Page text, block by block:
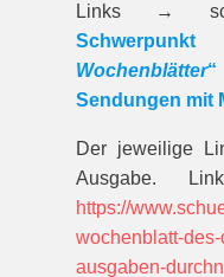
Links →
Wochenblätter
Sendungen mit
Der jeweilige
Ausgabe.
https://
wochenblatt-
ausgaben-